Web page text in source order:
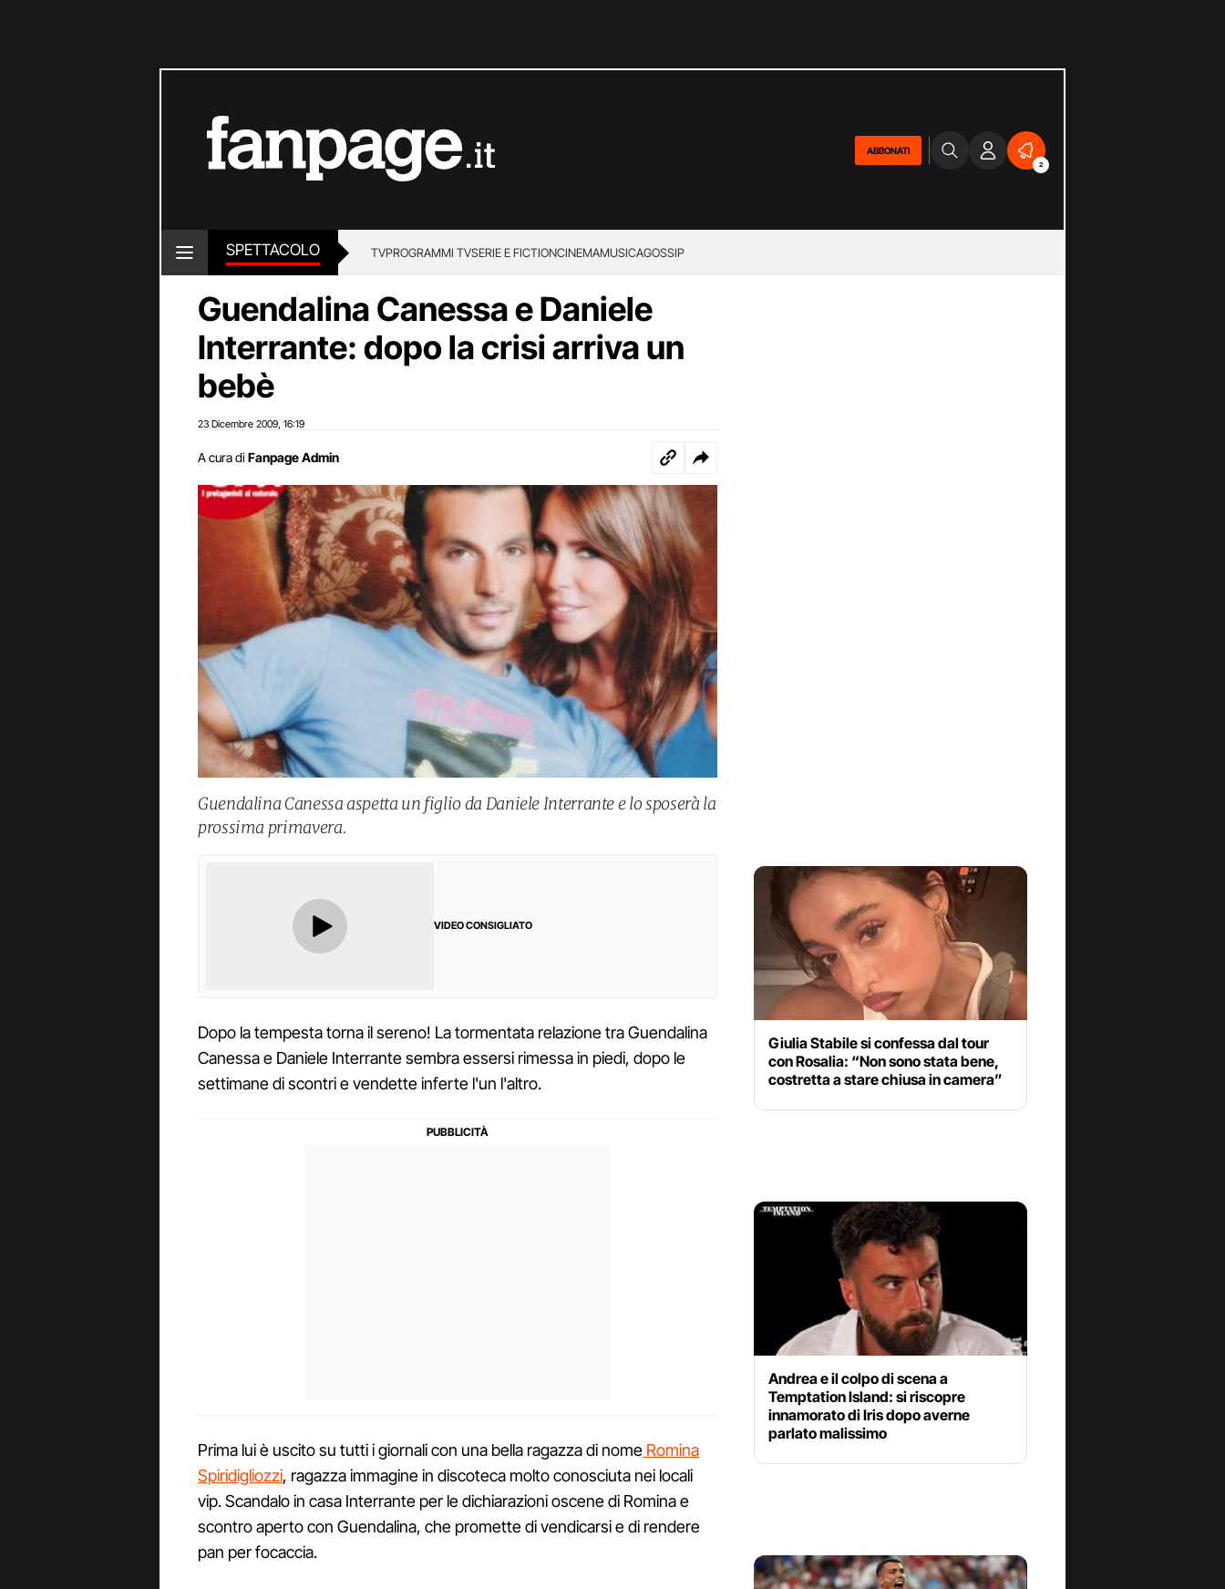
ABBONATI
2
SPETTACOLO TVPROGRAMMI TVSERIE E FICTIONCINEMAMUSICAGOSSIP
Guendalina Canessa e Daniele
Interrante: dopo la crisi arriva un
bebè
23 Dicembre 2009 16:19
A cura di Fanpage Admin
Guendalina Canessa aspetta un figlio da Daniele Interrante e lo sposerà la
prossima primavera.
VIDEO CONSIGLIATO
Dopo la tempesta torna il sereno! La tormentata relazione tra Guendalina
Canessa e Daniele Interrante sembra essersi rimessa in piedi, dopo le
settimane di scontri e vendette inferte l'un l'altro.
Prima lui è uscito su tutti i giornali con una bella ragazza di nome Romina
Spiridigliozzi, ragazza immagine in discoteca molto conosciuta nei locali
vip. Scandalo in casa Interrante per le dichiarazioni oscene di Romina e
scontro aperto con Guendalina, che promette di vendicarsi e di rendere
pan per focaccia.
Giulia Stabile si confessa dal tour
con Rosalia: “Non sono stata bene,
costretta a stare chiusa in camera”
Andrea e il colpo di scena a
Temptation Island: si riscopre
innamorato di Iris dopo averne
parlato malissimo